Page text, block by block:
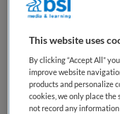
Vacature niet
Deze vacature
ActiVite is niet meer
vergelijkbare
This website uses
By clicking “Accept All”
improve website
products and personalize
cookies, we only place
not record any information